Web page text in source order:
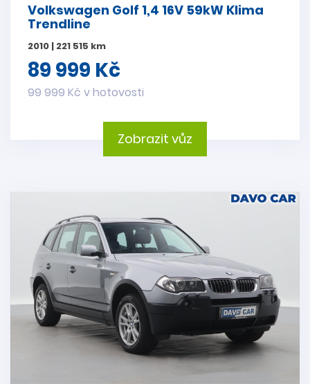
Volkswagen Golf 1,4 16V 59kW Klima
Trendline
2010 | 221 515 km
89 999 Kč
99 999 Kč v hotovosti
Zobrazit vůz